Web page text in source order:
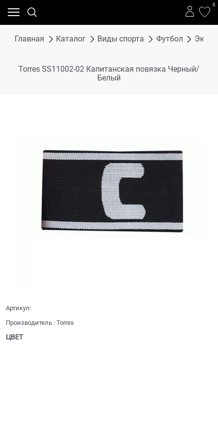
0
Главная Каталог Виды спорта Футбол
Torres SS11002-02 Капитанская повязка Черный/
Белый
Артикул:
Производитель : Torres
ЦВЕТ